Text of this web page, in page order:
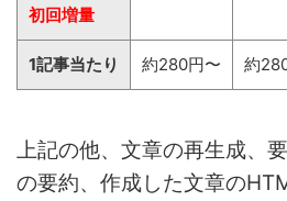
初回増量
1記事当たり 約280円〜 約
上記の他、文章の再生成、
の要約、作成した文章の